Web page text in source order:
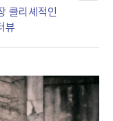
클리셰적인
뷰